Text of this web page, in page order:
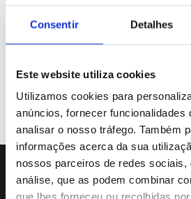
Consentir Detalhes
Este website utiliza cookies
Utilizamos cookies para
anúncios, fornecer funcionalidades
analisar o nosso tráfego. Também
informações acerca da sua
nossos parceiros de redes sociais,
análise, que as podem combinar
que lhes forneceu ou recolhidas
Não tem conta de acesso?
Sede da